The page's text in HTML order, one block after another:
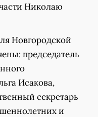
Николаю
Новгородской
председатель
Исакова,
секретарь
и